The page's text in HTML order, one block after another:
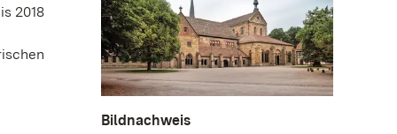
2018
Bildnachweis